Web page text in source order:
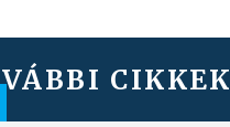
CIKKEK